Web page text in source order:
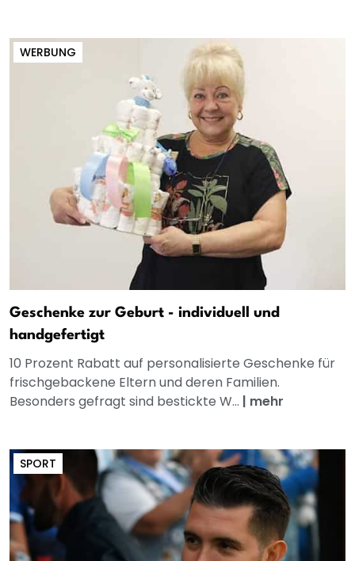
WERBUNG
Geschenke zur Geburt - individuell und
handgefertigt
10 Prozent Rabatt auf personalisierte Geschenke für
frischgebackene Eltern und deren Familien.
Besonders gefragt sind bestickte W... | mehr
SPORT